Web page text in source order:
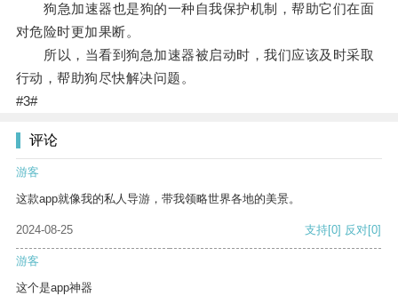
狗急加速器也是狗的一种自我保护机制，帮助它们在面
对危险时更加果断。
所以，当看到狗急加速器被启动时，我们应该及时采取
行动，帮助狗尽快解决问题。
#3#
评论
游客
这款app就像我的私人导游，带我领略世界各地的美景。
2024-08-25 支持[0] 反对[0]
游客
这个是app神器